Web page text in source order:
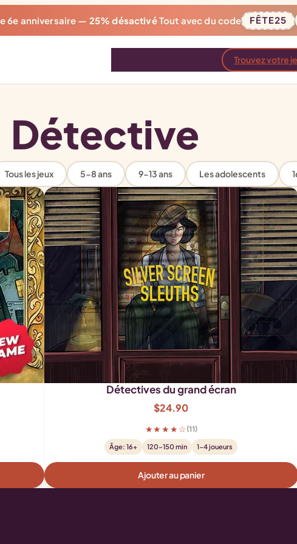
6e anniversaire — 25% désactivéTout avec du code FÊTE25
Trouvez votre
Détective
Tous les jeux 5-8 ans 9-13 ans Les adolescents
Détectives du grand écran
$24.90
★★★★☆ (11)
Âge: 16+ 120-150 min 1-4 joueurs
Ajouter au panier